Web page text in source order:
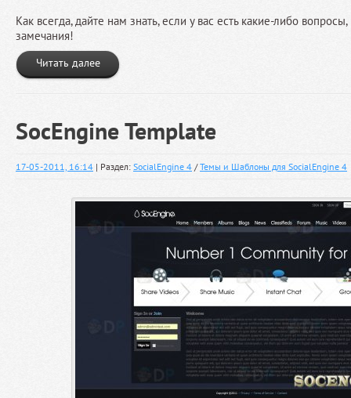
Как всегда, дайте нам знать, если у вас есть какие-либо
замечания!
Читать далее
SocEngine Template
17-05-2011, 16:14 | Раздел: SocialEngine 4 /Темы и Шаблоны для SocialEngine 4